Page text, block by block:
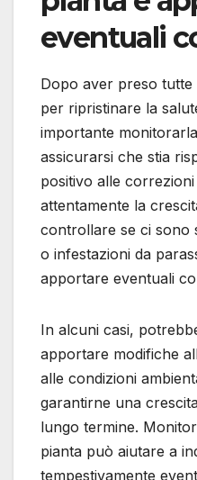
eventuali
Dopo aver preso tutte
per ripristinare la
importante
assicurarsi che stia
positivo alle
attentamente la
controllare se ci sono
o infestazioni da
apportare eventuali
In alcuni casi,
apportare modifiche
alle condizioni
garantirne una
lungo termine.
pianta può aiutare a
tempestivamente